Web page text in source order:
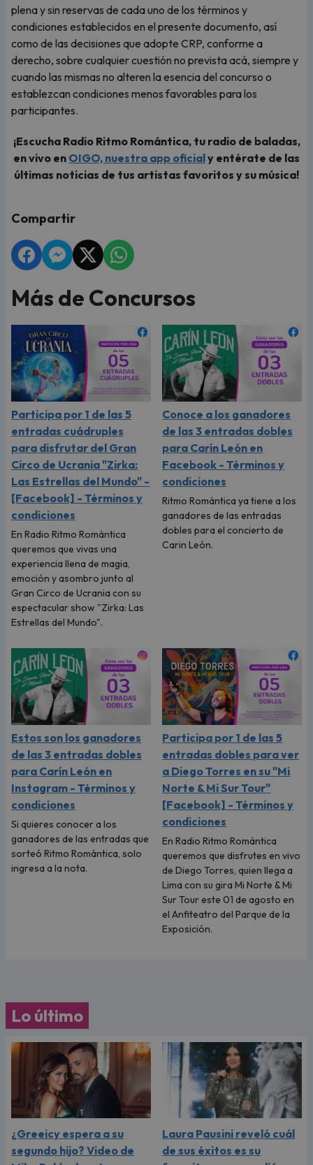
plena y sin reservas de cada uno de los términos y
condiciones establecidos en el presente documento, así
como de las decisiones que adopte CRP, conforme a
derecho, sobre cualquier cuestión no prevista acá, siempre y
cuando las mismas no alteren la esencia del concurso o
establezcan condiciones menos favorables para los
participantes.
¡Escucha Radio Ritmo Romántica, tu radio de baladas,
en vivo en OIGO, nuestra app oficialy entérate de las
últimas noticias de tus artistas favoritos y su música!
Compartir
Más de Concursos
Participa por 1 de las 5
entradas cuádruples
para disfrutar del Gran
Circo de Ucrania "Zirka:
Las Estrellas del Mundo" -
[Facebook] - Términos y
condiciones
En Radio Ritmo Romántica
queremos que vivas una
experiencia llena de magia,
emoción y asombro junto al
Gran Circo de Ucrania con su
espectacular show "Zirka: Las
Estrellas del Mundo".
Conoce a los ganadores
de las 3 entradas dobles
para Carín León en
Facebook - Términos y
condiciones
Ritmo Romántica ya tiene a los
ganadores de las entradas
dobles para el concierto de
Carin León.
Estos son los ganadores
de las 3 entradas dobles
para Carín León en
Instagram - Términos y
condiciones
Si quieres conocer a los
ganadores de las entradas que
sorteó Ritmo Romántica, solo
ingresa a la nota.
Participa por 1 de las 5
entradas dobles para ver
a Diego Torres en su "Mi
Norte & Mi Sur Tour"
[Facebook] - Términos y
condiciones
En Radio Ritmo Romántica
queremos que disfrutes en vivo
de Diego Torres, quien llega a
Lima con su gira Mi Norte & Mi
Sur Tour este 01 de agosto en
el Anfiteatro del Parque de la
Exposición.
Lo último
¿Greeicy espera a su
segundo hijo? Video de
Laura Pausini reveló cuál
de sus éxitos es su